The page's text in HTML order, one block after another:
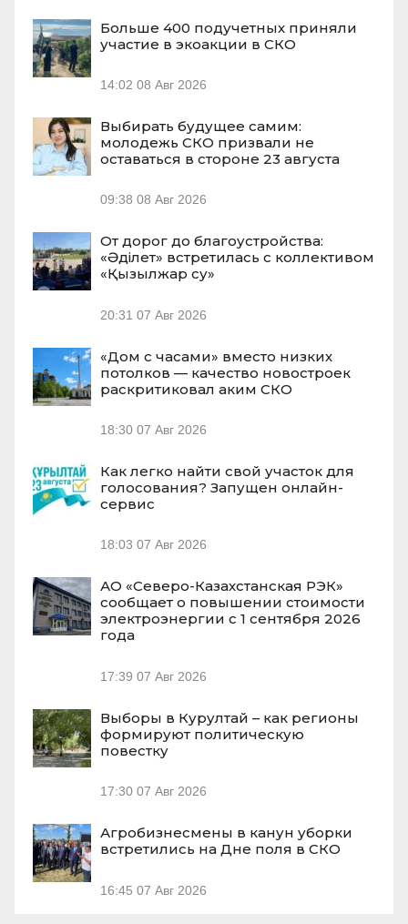
Больше 400 подучетных приняли
участие в экоакции в СКО
14:02 08 Авг 2026
Выбирать будущее самим:
молодежь СКО призвали не
оставаться в стороне 23 августа
09:38 08 Авг 2026
От дорог до благоустройства:
«Әділет» встретилась с коллективом
«Қызылжар су»
20:31 07 Авг 2026
«Дом с часами» вместо низких
потолков — качество новостроек
раскритиковал аким СКО
18:30 07 Авг 2026
Как легко найти свой участок для
голосования? Запущен онлайн-
сервис
18:03 07 Авг 2026
АО «Северо-Казахстанская РЭК»
сообщает о повышении стоимости
электроэнергии с 1 сентября 2026
года
17:39 07 Авг 2026
Выборы в Курултай – как регионы
формируют политическую
повестку
17:30 07 Авг 2026
Агробизнесмены в канун уборки
встретились на Дне поля в СКО
16:45 07 Авг 2026